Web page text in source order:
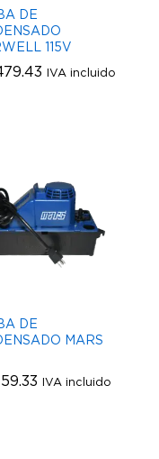
DE
115V
IVA incluido
DE
MARS
IVA incluido